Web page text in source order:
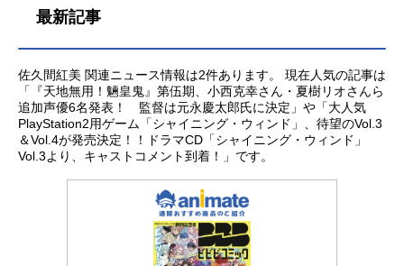
最新記事
佐久間紅美 関連ニュース情報は2件あります。 現在人気の記事は
「『天地無用！魎皇鬼』第伍期、小西克幸さん・夏樹リオさんら
追加声優6名発表！ 監督は元永慶太郎氏に決定」や「大人気
PlayStation2用ゲーム「シャイニング・ウィンド」、待望のVol.3
＆Vol.4が発売決定！！ドラマCD「シャイニング・ウィンド」
Vol.3より、キャストコメント到着！」です。